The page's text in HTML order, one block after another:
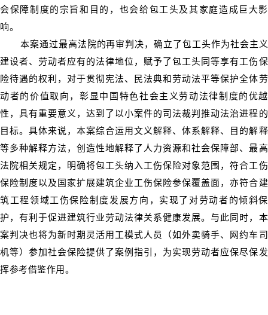
会保障制度的宗旨和目的，也会给包工头及其家庭造成巨大影
响。
本案通过最高法院的再审判决，确立了包工头作为社会主义
建设者、劳动者应有的法律地位，赋予了包工头同等享有工伤保
险待遇的权利，对于贯彻宪法、民法典和劳动法平等保护全体劳
动者的价值取向，彰显中国特色社会主义劳动法律制度的优越
性，具有重要意义，达到了以小案件的司法裁判推动法治进程的
目标。具体来说，本案综合运用文义解释、体系解释、目的解释
等多种解释方法，创造性地解释了人力资源和社会保障部、最高
法院相关规定，明确将包工头纳入工伤保险对象范围，符合工伤
保险制度以及国家扩展建筑企业工伤保险参保覆盖面，亦符合建
筑工程领域工伤保险制度发展方向，实现了对劳动者的倾斜保
护，有利于促进建筑行业劳动法律关系健康发展。与此同时，本
案判决也将为新时期灵活用工模式人员（如外卖骑手、网约车司
机等）参加社会保险提供了案例指引，为实现劳动者应保尽保发
挥参考借鉴作用。